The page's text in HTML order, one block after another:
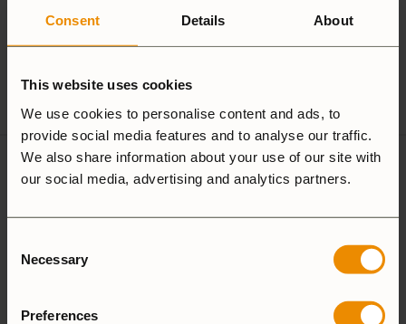
Consent Details About
This website uses cookies
We use cookies to personalise content and ads, to
provide social media features and to analyse our traffic.
We also share information about your use of our site with
our social media, advertising and analytics partners.
Selection
Necessary
Preferences
och/eller
ansvarig enligt
Alsenvägen 16
customersupport@trangia.se
Ultralight